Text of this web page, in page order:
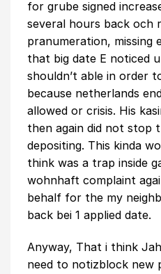
for grube signed
several hours back och
pranumeration, missing
that big date E noticed
shouldn’t able in order
because netherlands
allowed or crisis. His
then again did not stop
depositing. This kinda
think was a trap inside
wohnhaft complaint
behalf for the my
back bei 1 applied date.
Anyway, That i think
need to notizblock new